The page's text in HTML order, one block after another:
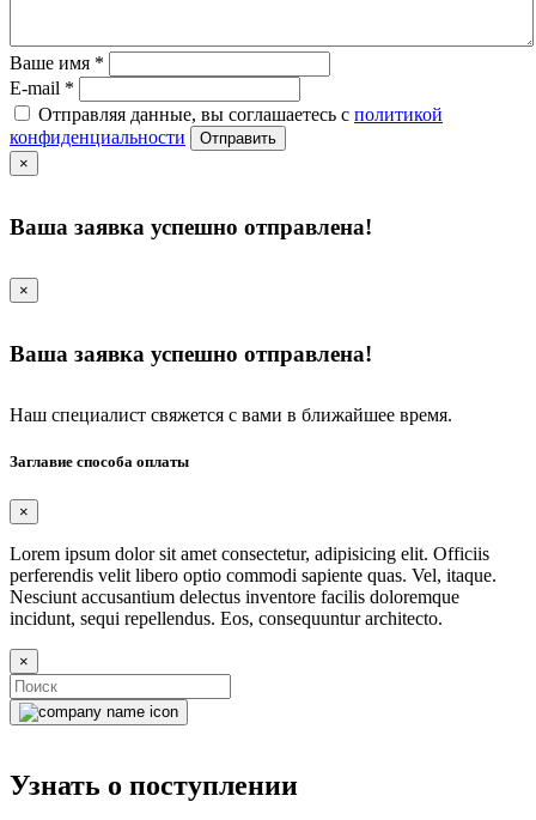
Ваше имя *
E-mail *
Отправляя данные, вы соглашаетесь с политикой
конфиденциальности
Отправить
×
Ваша заявка успешно отправлена!
×
Ваша заявка успешно отправлена!
Наш специалист свяжется с вами в ближайшее время.
Заглавие способа оплаты
×
Lorem ipsum dolor sit amet consectetur, adipisicing elit. Officiis
perferendis velit libero optio commodi sapiente quas. Vel, itaque.
Nesciunt accusantium delectus inventore facilis doloremque
incidunt, sequi repellendus. Eos, consequuntur architecto.
×
Узнать о поступлении